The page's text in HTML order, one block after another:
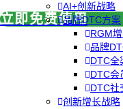
AI+创新战略
品牌DTC方案
RGM
品牌
DTC全
DTC会
DTC社
创新增长战略
立即免费使用